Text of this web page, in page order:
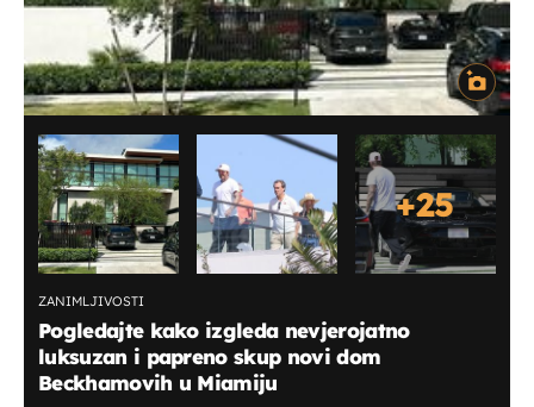
+25
ZANIMLJIVOSTI
Pogledajte kako izgleda nevjerojatno
luksuzan i papreno skup novi dom
Beckhamovih u Miamiju